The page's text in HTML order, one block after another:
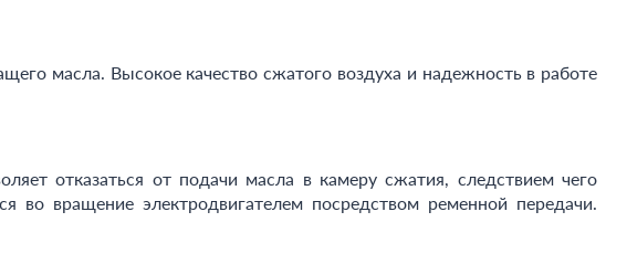
масла. Высокое качество сжатого воздуха и надежность в работе
отказаться от подачи масла в камеру сжатия, следствием чего
во вращение электродвигателем посредством ременной передачи.